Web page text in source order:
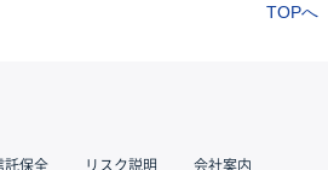
TOPへ
託保全 リスク説明 会社案内